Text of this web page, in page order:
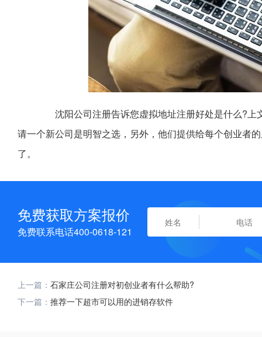
沈阳公司注册告诉您虚拟地址注册好处是什么?上
请一个新公司是明智之选，另外，他们提供给每个创业者
了。
免费获取方案报价
免费联系电话400-0618-121
上一篇： 石家庄公司注册对初创业者有什么帮助?
下一篇： 推荐一下超市可以用的进销存软件